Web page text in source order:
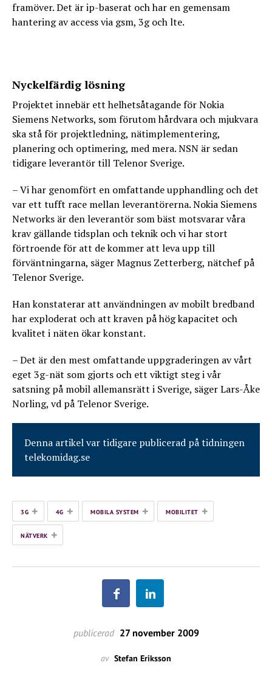
framöver. Det är ip-baserat och har en gemensam
hantering av access via gsm, 3g och lte.
Nyckelfärdig lösning
Projektet innebär ett helhetsåtagande för Nokia
Siemens Networks, som förutom hårdvara och mjukvara
ska stå för projektledning, nätimplementering,
planering och optimering, med mera. NSN är sedan
tidigare leverantör till Telenor Sverige.
– Vi har genomfört en omfattande upphandling och det
var ett tufft race mellan leverantörerna. Nokia Siemens
Networks är den leverantör som bäst motsvarar våra
krav gällande tidsplan och teknik och vi har stort
förtroende för att de kommer att leva upp till
förväntningarna, säger Magnus Zetterberg, nätchef på
Telenor Sverige.
Han konstaterar att användningen av mobilt bredband
har exploderat och att kraven på hög kapacitet och
kvalitet i näten ökar konstant.
– Det är den mest omfattande uppgraderingen av vårt
eget 3g-nät som gjorts och ett viktigt steg i vår
satsning på mobil allemansrätt i Sverige, säger Lars-Åke
Norling, vd på Telenor Sverige.
Denna artikel var tidigare publicerad på tidningen
telekomidag.se
3G + 4G + MOBILA SYSTEM + MOBILITET +
NÄTVERK +
publicerad 27 november 2009
av Stefan Eriksson